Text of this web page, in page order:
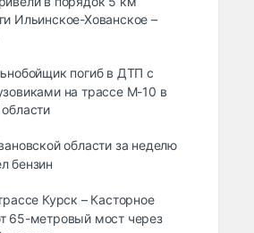
Ильинское-Хованское –
погиб в ДТП с
на трассе М-10 в
области за неделю
бензин
Курск – Касторное
65-метровый мост через